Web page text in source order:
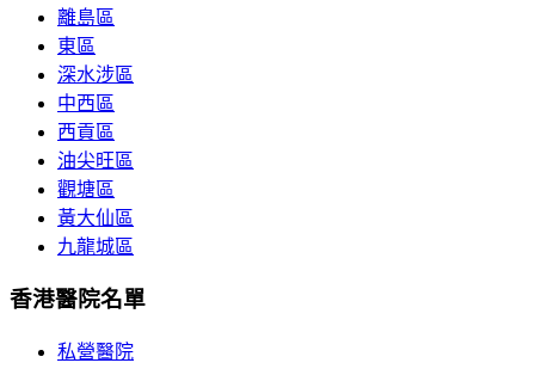
離島區
東區
深水涉區
中西區
西貢區
油尖旺區
觀塘區
黃大仙區
九龍城區
香港醫院名單
私營醫院